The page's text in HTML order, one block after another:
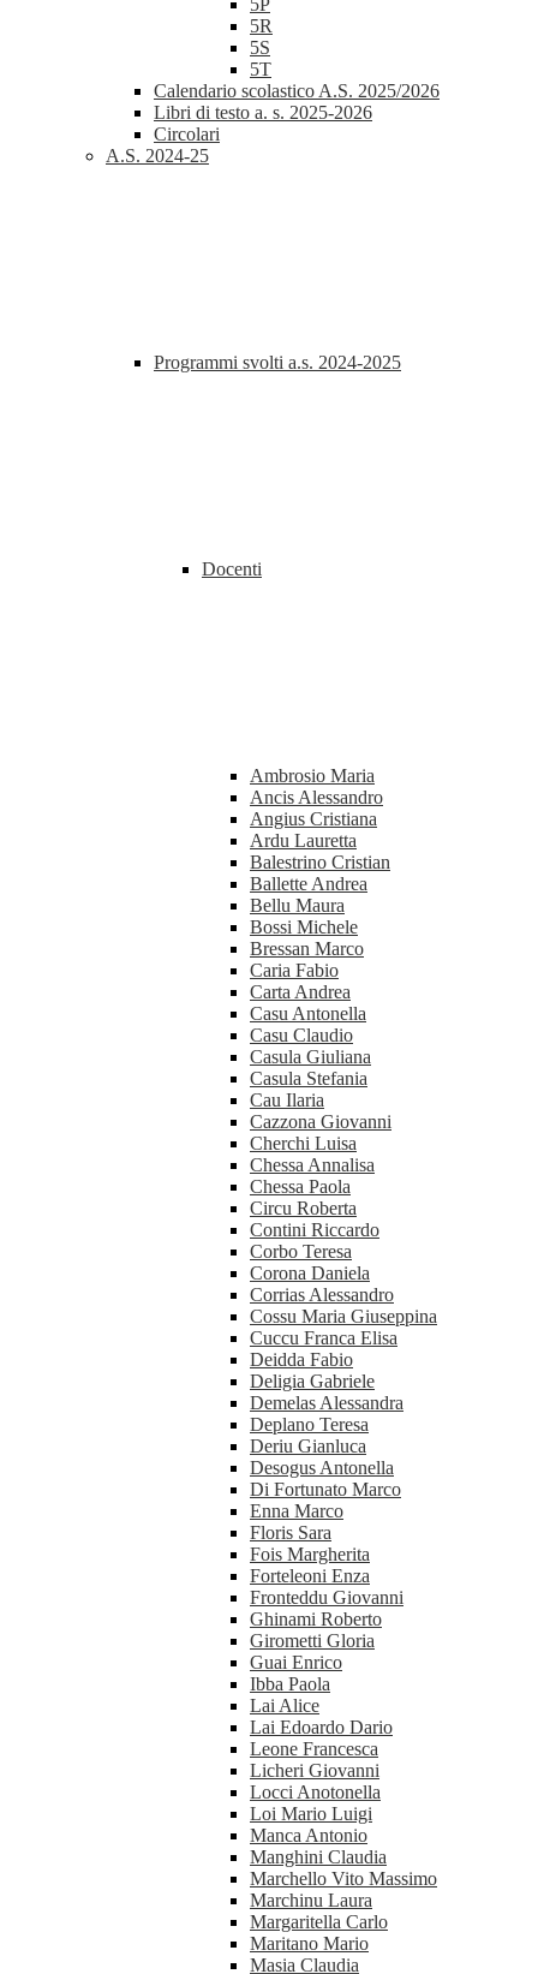
5P
5R
5S
5T
Calendario scolastico A.S. 2025/2026
Libri di testo a. s. 2025-2026
Circolari
A.S. 2024-25
Programmi svolti a.s. 2024-2025
Docenti
Ambrosio Maria
Ancis Alessandro
Angius Cristiana
Ardu Lauretta
Balestrino Cristian
Ballette Andrea
Bellu Maura
Bossi Michele
Bressan Marco
Caria Fabio
Carta Andrea
Casu Antonella
Casu Claudio
Casula Giuliana
Casula Stefania
Cau Ilaria
Cazzona Giovanni
Cherchi Luisa
Chessa Annalisa
Chessa Paola
Circu Roberta
Contini Riccardo
Corbo Teresa
Corona Daniela
Corrias Alessandro
Cossu Maria Giuseppina
Cuccu Franca Elisa
Deidda Fabio
Deligia Gabriele
Demelas Alessandra
Deplano Teresa
Deriu Gianluca
Desogus Antonella
Di Fortunato Marco
Enna Marco
Floris Sara
Fois Margherita
Forteleoni Enza
Fronteddu Giovanni
Ghinami Roberto
Girometti Gloria
Guai Enrico
Ibba Paola
Lai Alice
Lai Edoardo Dario
Leone Francesca
Licheri Giovanni
Locci Anotonella
Loi Mario Luigi
Manca Antonio
Manghini Claudia
Marchello Vito Massimo
Marchinu Laura
Margaritella Carlo
Maritano Mario
Masia Claudia